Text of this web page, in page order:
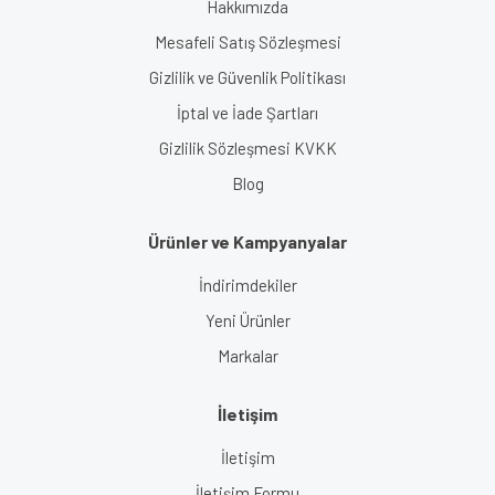
Hakkımızda
Mesafeli Satış Sözleşmesi
Gizlilik ve Güvenlik Politikası
İptal ve İade Şartları
Gizlilik Sözleşmesi KVKK
Blog
Ürünler ve Kampyanyalar
İndirimdekiler
Yeni Ürünler
Markalar
İletişim
İletişim